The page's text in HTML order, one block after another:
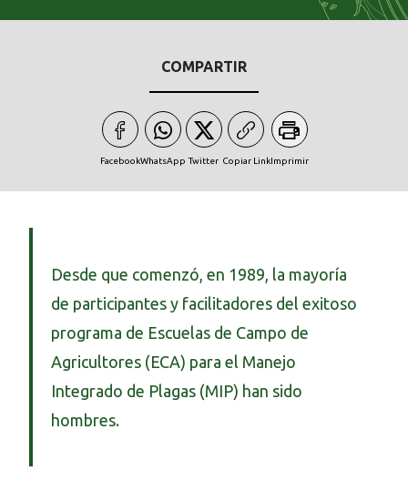
COMPARTIR
FacebookWhatsApp Twitter Copiar LinkImprimir
Desde que comenzó, en 1989, la mayoría
de participantes y facilitadores del exitoso
programa de Escuelas de Campo de
Agricultores (ECA) para el Manejo
Integrado de Plagas (MIP) han sido
hombres.